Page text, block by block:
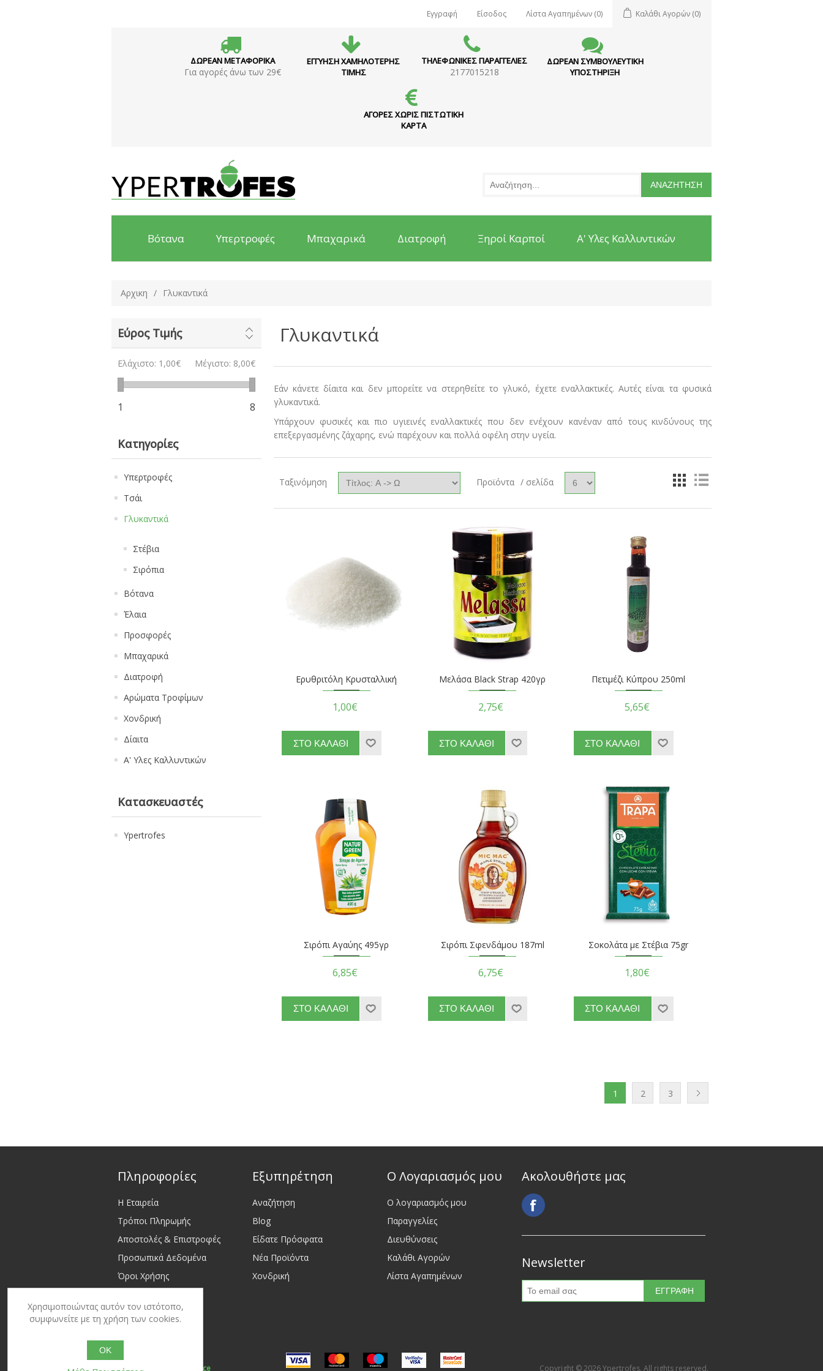
Εγγραφή Είσοδος Λίστα Αγαπημένων (0) Καλάθι Αγορών (0)
ΔΩΡΕΑΝ ΜΕΤΑΦΟΡΙΚΑ
Για αγορές άνω των 29€
ΕΓΓΥΗΣΗ ΧΑΜΗΛΟΤΕΡΗΣ
ΤΙΜΗΣ
ΤΗΛΕΦΩΝΙΚΕΣ ΠΑΡΑΓΓΕΛΙΕΣ
2177015218
ΔΩΡΕΑΝ ΣΥΜΒΟΥΛΕΥΤΙΚΗ
ΥΠΟΣΤΗΡΙΞΗ
ΑΓΟΡΕΣ ΧΩΡΙΣ ΠΙΣΤΩΤΙΚΗ
ΚΑΡΤΑ
Βότανα Υπερτροφές Μπαχαρικά Διατροφή Ξηροί Καρποί Α' Υλες Καλλυντικών
Αρχικη / Γλυκαντικά
Εύρος Τιμής
Ελάχιστο: 1,00€ Μέγιστο: 8,00€
1 8
Κατηγορίες
Υπερτροφές
Τσάι
Γλυκαντικά
Στέβια
Σιρόπια
Βότανα
Έλαια
Προσφορές
Μπαχαρικά
Διατροφή
Αρώματα Τροφίμων
Χονδρική
Δίαιτα
Α' Υλες Καλλυντικών
Κατασκευαστές
Ypertrofes
Γλυκαντικά
Εάν κάνετε δίαιτα και δεν μπορείτε να στερηθείτε το γλυκό, έχετε εναλλακτικές. Αυτές είναι τα φυσικά
γλυκαντικά.
Υπάρχουν φυσικές και πιο υγιεινές εναλλακτικές που δεν ενέχουν κανέναν από τους κινδύνους της
επεξεργασμένης ζάχαρης, ενώ παρέχουν και πολλά οφέλη στην υγεία.
Ταξινόμηση Προϊόντα / σελίδα
Ερυθριτόλη Κρυσταλλική
1,00€
Μελάσα Black Strap 420γρ
2,75€
Πετιμέζι Κύπρου 250ml
5,65€
Σιρόπι Αγαύης 495γρ
6,85€
Σιρόπι Σφενδάμου 187ml
6,75€
Σοκολάτα με Στέβια 75gr
1,80€
1 2 3
Πληροφορίες
Η Εταιρεία
Τρόποι Πληρωμής
Αποστολές & Επιστροφές
Προσωπικά Δεδομένα
Όροι Χρήσης
Sitemap
Εξυπηρέτηση
Αναζήτηση
Blog
Είδατε Πρόσφατα
Νέα Προϊόντα
Χονδρική
Ο Λογαριασμός μου
Ο λογαριασμός μου
Παραγγελίες
Διευθύνσεις
Καλάθι Αγορών
Λίστα Αγαπημένων
Ακολουθήστε μας
Newsletter
Copyright © 2026 Ypertrofes. All rights reserved.
Powered by nopCommerce
Χρησιμοποιώντας αυτόν τον ιστότοπο,
συμφωνείτε με τη χρήση των cookies.
OK